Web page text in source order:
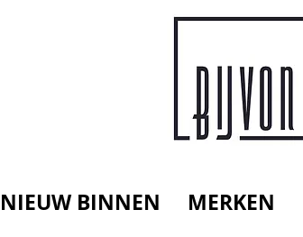
NIEUW BINNEN MERKEN